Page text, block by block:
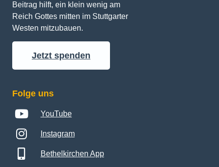
Beitrag hilft, ein klein wenig am
Reich Gottes mitten im Stuttgarter
Westen mitzubauen.
Jetzt spenden
Folge uns
YouTube
Instagram
Bethelkirchen App